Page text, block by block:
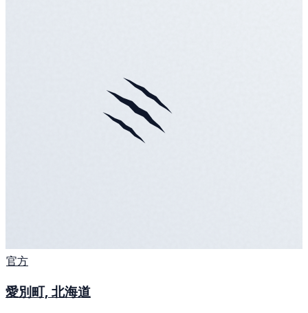
官方
愛別町, 北海道